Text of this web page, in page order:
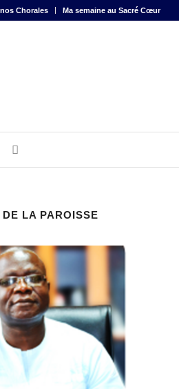
Chorales Ma semaine au Sacré Cœur
LA PAROISSE